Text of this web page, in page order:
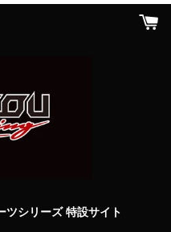
ツシリーズ 特設サイト